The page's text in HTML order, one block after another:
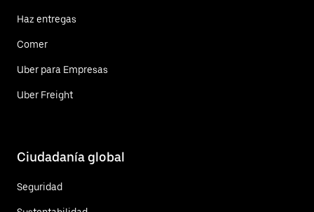
Haz entregas
Comer
Uber para Empresas
Uber Freight
Ciudadanía global
Seguridad